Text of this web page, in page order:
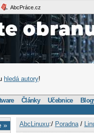
AbcPráce.cz
hledá autory!
Články Učebnice
» AbcLinuxu:/ Poradna/